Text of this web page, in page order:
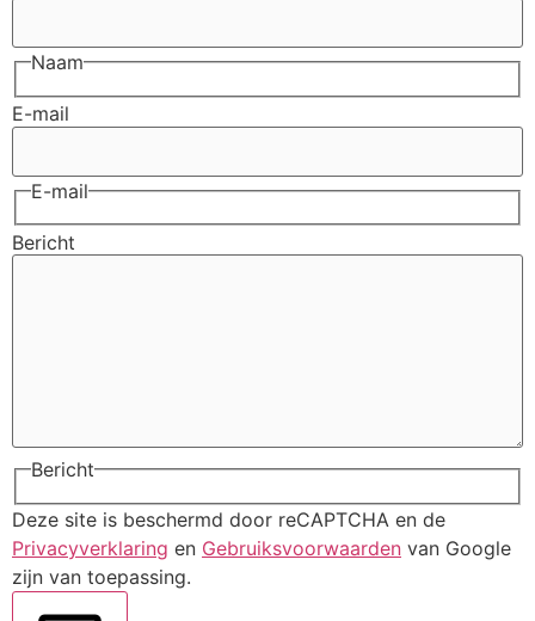
Naam
E-mail
E-mail
Bericht
Bericht
Deze site is beschermd door reCAPTCHA en de
Privacyverklaring en Gebruiksvoorwaarden van Google
zijn van toepassing.